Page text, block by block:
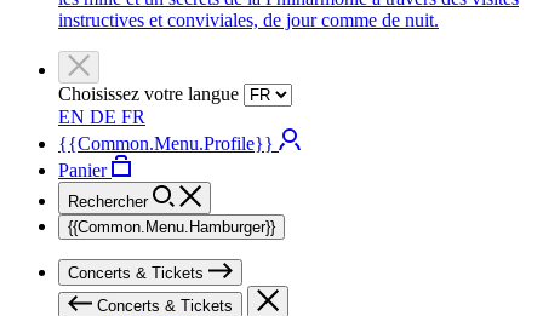
instructives et conviviales, de jour comme de nuit.
Choisissez votre langue
EN DE FR
{{Common.Menu.Profile}}
Panier
Rechercher
{{Common.Menu.Hamburger}}
Concerts & Tickets
Concerts & Tickets